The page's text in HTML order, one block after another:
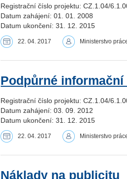
Registrační číslo projektu: CZ.1.04/
Datum zahájení: 01. 01. 2008
Datum ukončení: 31. 12. 2015
22. 04. 2017 Ministerstvo
Podpůrné informační
Registrační číslo projektu: CZ.1.04/
Datum zahájení: 03. 09. 2012
Datum ukončení: 31. 12. 2015
22. 04. 2017 Ministerstvo
Náklady na publicitu